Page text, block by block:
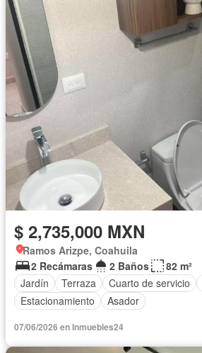
$ 2,735,000 MXN
Ramos Arizpe, Coahuila
2 Recámaras
2 Baños
82 m²
Jardín
Terraza Cuarto de servicio
Estacionamiento
Asador
07/06/2026 en Inmuebles24